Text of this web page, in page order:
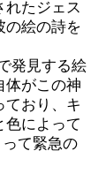
れたジェス
の絵の詩を
発見する絵
体がこの神
ており、キ
色によって
て緊急の